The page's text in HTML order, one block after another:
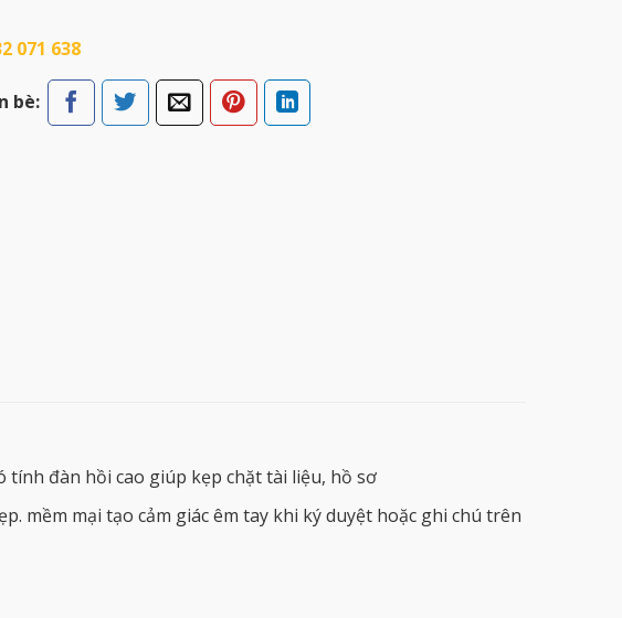
071 638
bè:
tính đàn hồi cao giúp kẹp chặt tài liệu, hồ sơ
mềm mại tạo cảm giác êm tay khi ký duyệt hoặc ghi chú trên